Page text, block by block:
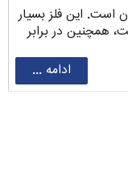
است. این فلز بسیار
همچنین در برابر
ادامه ...